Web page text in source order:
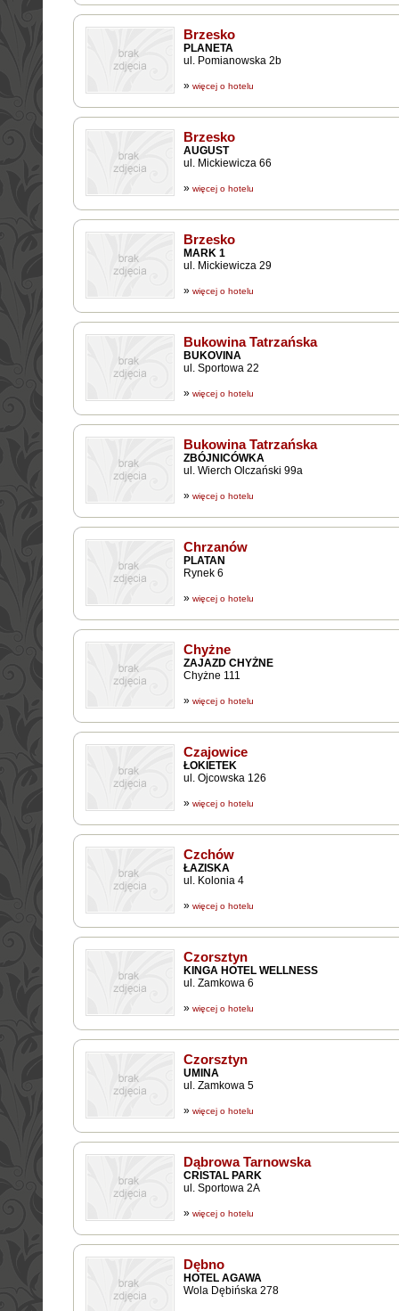
Brzesko
PLANETA
ul. Pomianowska 2b
» więcej o hotelu
Brzesko
AUGUST
ul. Mickiewicza 66
» więcej o hotelu
Brzesko
MARK 1
ul. Mickiewicza 29
» więcej o hotelu
Bukowina Tatrzańska
BUKOVINA
ul. Sportowa 22
» więcej o hotelu
Bukowina Tatrzańska
ZBÓJNICÓWKA
ul. Wierch Olczański 99a
» więcej o hotelu
Chrzanów
PLATAN
Rynek 6
» więcej o hotelu
Chyżne
ZAJAZD CHYŻNE
Chyżne 111
» więcej o hotelu
Czajowice
ŁOKIETEK
ul. Ojcowska 126
» więcej o hotelu
Czchów
ŁAZISKA
ul. Kolonia 4
» więcej o hotelu
Czorsztyn
KINGA HOTEL WELLNESS
ul. Zamkowa 6
» więcej o hotelu
Czorsztyn
UMINA
ul. Zamkowa 5
» więcej o hotelu
Dąbrowa Tarnowska
CRISTAL PARK
ul. Sportowa 2A
» więcej o hotelu
Dębno
HOTEL AGAWA
Wola Dębińska 278